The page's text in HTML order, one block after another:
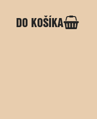
DO KOŠÍKA